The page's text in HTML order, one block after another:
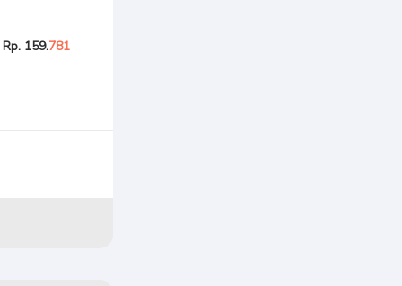
Rp. 159.781